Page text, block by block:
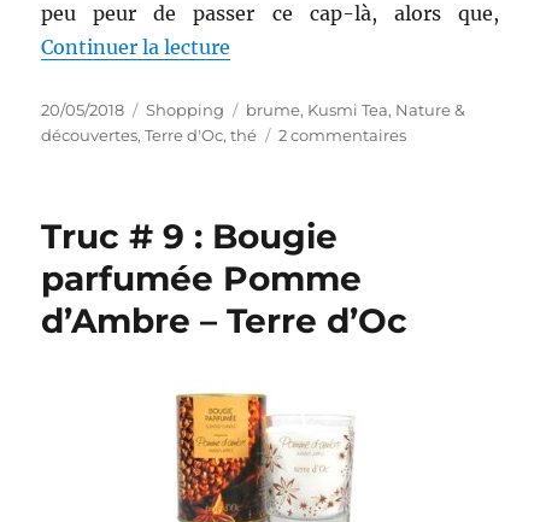
peu peur de passer ce cap-là, alors que,
Continuer la lecture
Publié
le
20/05/2018 Catégories
Shopping Étiquettes
brume, Kusmi Tea, Nature &
découvertes,Terre d'Oc,thé 2 commentairessur
–
Truc # 9 : Bougie
parfumée Pomme
d’Ambre – Terre d’Oc